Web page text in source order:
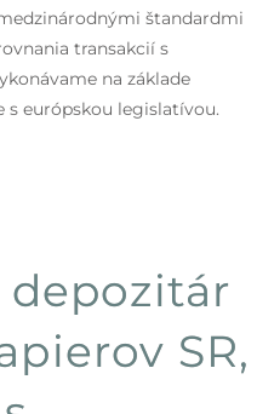
štandardmi
transakcií s
na základe
s európskou legislatívou.
SR,